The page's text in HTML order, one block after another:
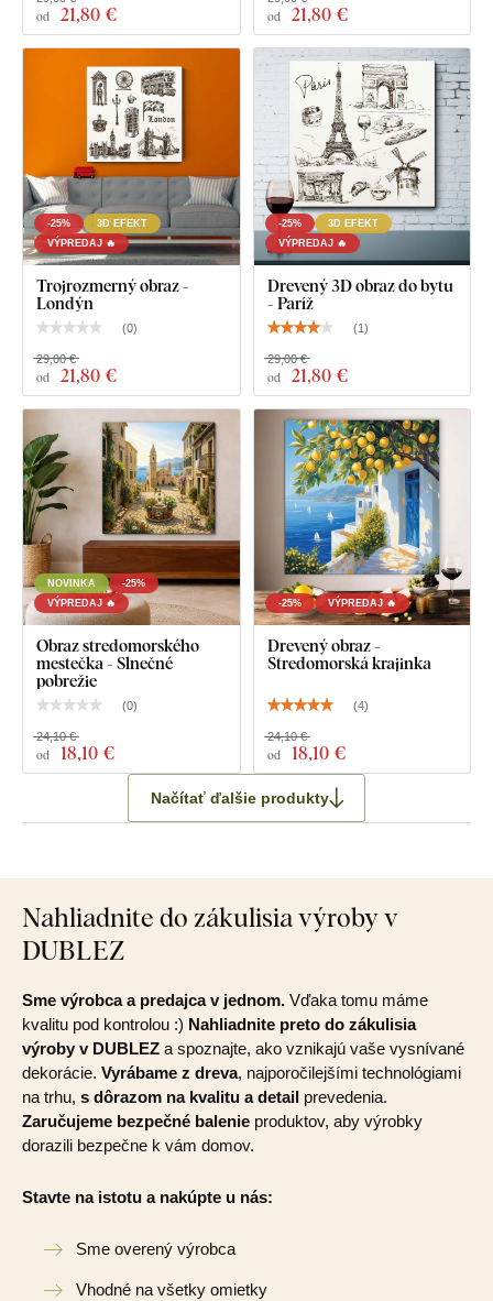
od 21,80 € od 21,80 €
-25%
3D EFEKT
VÝPREDAJ 🔥
Trojrozmerný obraz -
Londýn
(0)
od 21,80 €
29,00 €
-25%
3D EFEKT
VÝPREDAJ 🔥
Drevený 3D obraz do bytu
- Paríž
(1)
od 21,80 €
29,00 €
NOVINKA
-25%
VÝPREDAJ 🔥
Obraz stredomorského
mestečka - Slnečné
pobrežie
(0)
od 18,10 €
24,10 €
-25% VÝPREDAJ 🔥
Drevený obraz -
Stredomorská krajinka
(4)
od 18,10 €
24,10 €
Načítať ďalšie produkty
Nahliadnite do zákulisia výroby v
DUBLEZ
Sme výrobca a predajca v jednom. Vďaka tomu máme
kvalitu pod kontrolou :) Nahliadnite preto do zákulisia
výroby v DUBLEZ a spoznajte, ako vznikajú vaše vysnívané
dekorácie. Vyrábame z dreva, najporočilejšími technológiami
na trhu, s dôrazom na kvalitu a detail prevedenia.
Zaručujeme bezpečné balenie produktov, aby výrobky
dorazili bezpečne k vám domov.
Stavte na istotu a nakúpte u nás:
Sme overený výrobca
Vhodné na všetky omietky